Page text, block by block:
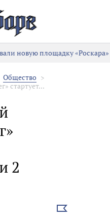
новую площадку «Роскара»
Общество
стартует...
2
Выбрать